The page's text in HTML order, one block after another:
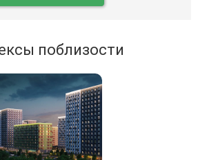
поблизости